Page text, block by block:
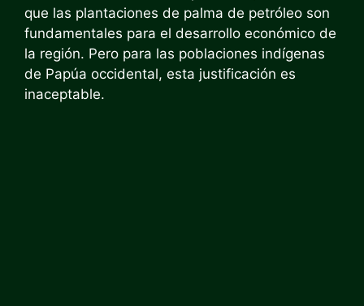
que las plantaciones de palma de petróleo son
fundamentales para el desarrollo económico de
la región. Pero para las poblaciones indígenas
de Papúa occidental, esta justificación es
inaceptable.